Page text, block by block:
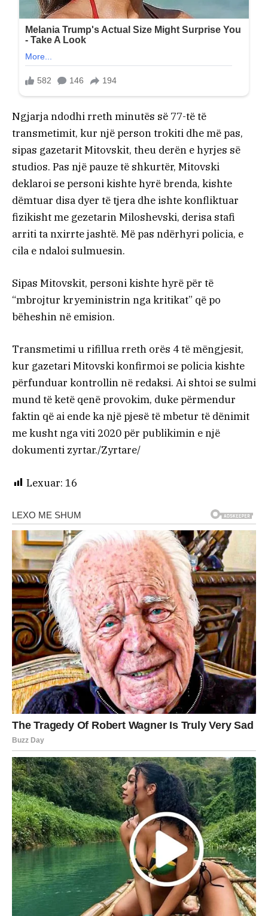
Ngjarja ndodhi rreth minutës së 77-të të
transmetimit, kur një person trokiti dhe më pas,
sipas gazetarit Mitovskit, theu derën e hyrjes së
studios. Pas një pauze të shkurtër, Mitovski
deklaroi se personi kishte hyrë brenda, kishte
dëmtuar disa dyer të tjera dhe ishte konfliktuar
fizikisht me gezetarin Miloshevski, derisa stafi
arriti ta nxirrte jashtë. Më pas ndërhyri policia, e
cila e ndaloi sulmuesin.
Sipas Mitovskit, personi kishte hyrë për të
“mbrojtur kryeministrin nga kritikat” që po
bëheshin në emision.
Transmetimi u rifillua rreth orës 4 të mëngjesit,
kur gazetari Mitovski konfirmoi se policia kishte
përfunduar kontrollin në redaksi. Ai shtoi se sulmi
mund të ketë qenë provokim, duke përmendur
faktin që ai ende ka një pjesë të mbetur të dënimit
me kusht nga viti 2020 për publikimin e një
dokumenti zyrtar./Zyrtare/
Lexuar: 16